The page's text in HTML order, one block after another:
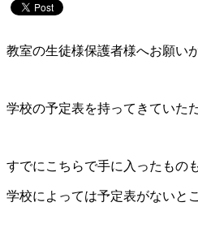
教室の生徒様保護者様へお願い
学校の予定表を持ってきていた
すでにこちらで手に入ったもの
学校によっては予定表がないと